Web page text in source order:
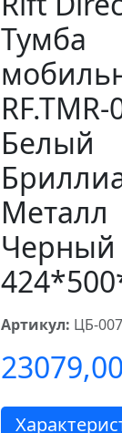
Тумба
RF.TMR-
Белый
Металл
Черный
Артикул: ЦБ-
23079,00